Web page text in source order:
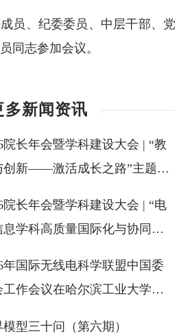
员、纪委委员、中层干部、党
同志参加会议。
多新闻资讯
院长年会暨学科建设大会 | “教
创新——激活成长之路”主题教
院长年会暨学科建设大会 | “电
息学科高质量国际化与协同创
年国际无线电科学联盟中国委
工作会议在哈尔滨工业大学召
型三十问（第六期）